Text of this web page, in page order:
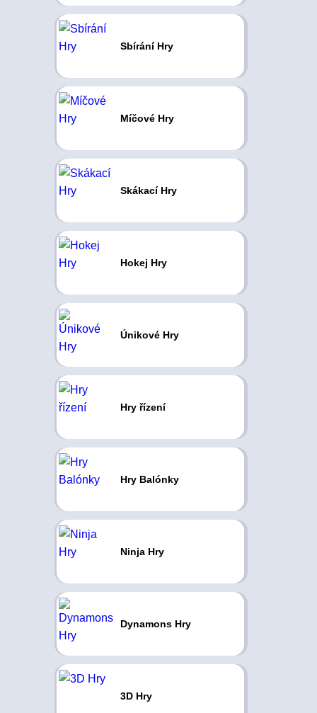
Sbírání Hry
Míčové Hry
Skákací Hry
Hokej Hry
Únikové Hry
Hry řízení
Hry Balónky
Ninja Hry
Dynamons Hry
3D Hry